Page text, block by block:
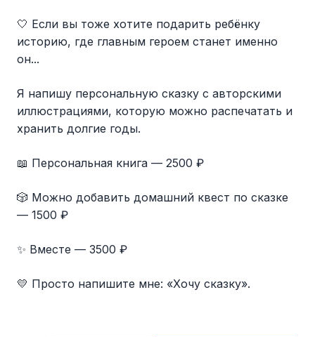
🤍 Если вы тоже хотите подарить ребёнку
историю, где главным героем станет именно
он...
Я напишу персональную сказку с авторскими
иллюстрациями, которую можно распечатать и
хранить долгие годы.
📖 Персональная книга — 2500 ₽
🎲 Можно добавить домашний квест по сказке
— 1500 ₽
✨ Вместе — 3500 ₽
💛 Просто напишите мне: «Хочу сказку».